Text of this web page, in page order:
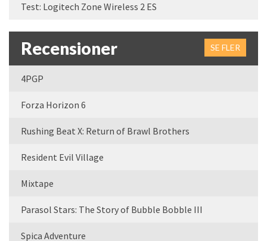
Test: Logitech Zone Wireless 2 ES
Recensioner SE FLER
4PGP
Forza Horizon 6
Rushing Beat X: Return of Brawl Brothers
Resident Evil Village
Mixtape
Parasol Stars: The Story of Bubble Bobble III
Spica Adventure